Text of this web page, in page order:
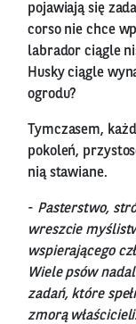
pojawiają się
corso nie chce
labrador ciągle
Husky ciągle
ogrodu?
Tymczasem,
pokoleń,
nią stawiane.
- Pasterstwo,
wreszcie
wspierającego
Wiele psów
zadań, które
zmorą